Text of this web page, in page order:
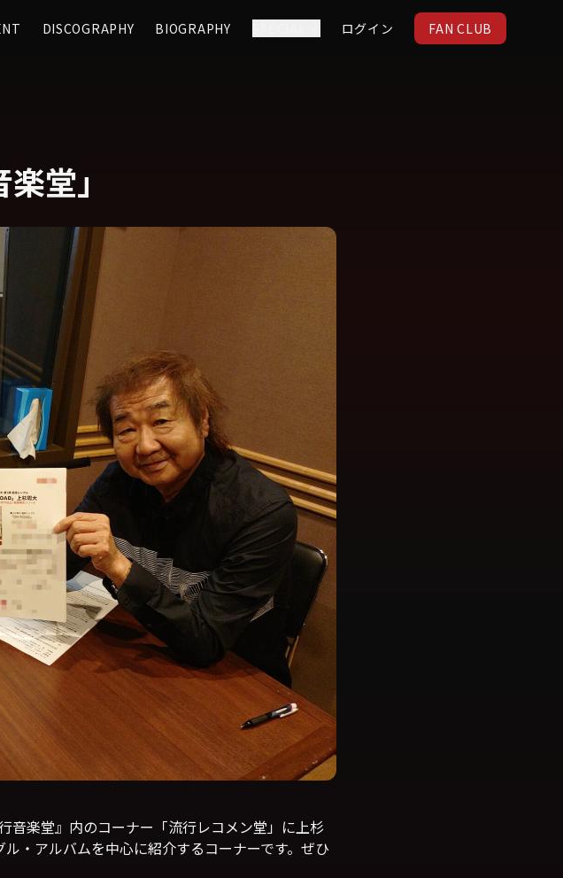
DISCOGRAPHY BIOGRAPHY ログイン FAN CLUB
堂」
音楽堂』内のコーナー「流行レコメン堂」に上杉
・アルバムを中心に紹介するコーナーです。ぜひ